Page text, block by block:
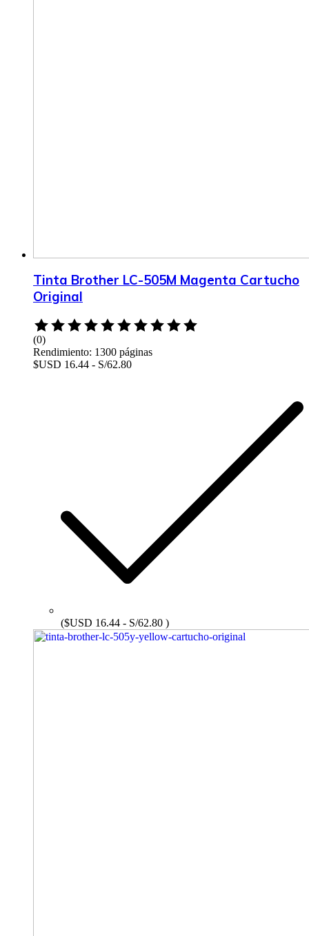
Tinta Brother LC-505M Magenta Cartucho
Original
(0)
Rendimiento: 1300 páginas
$USD 16.44 - S/62.80
($USD 16.44 - S/62.80 )